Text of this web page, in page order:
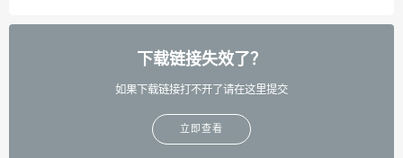
下载链接失效了？
如果下载链接打不开了请在这里提交
立即查看